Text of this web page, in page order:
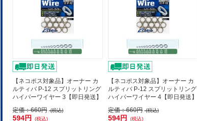
【ネコポス対象品】オーナー カ
ルティバ P-12 スプリットリング
ハイパーワイヤー 3【即日発送】
定価：660円 (税込)
594円 (税込)
【ネコポス対象品】オーナー カ
ルティバ P-12 スプリットリング
ハイパーワイヤー 4【即日発送】
定価：660円 (税込)
594円 (税込)